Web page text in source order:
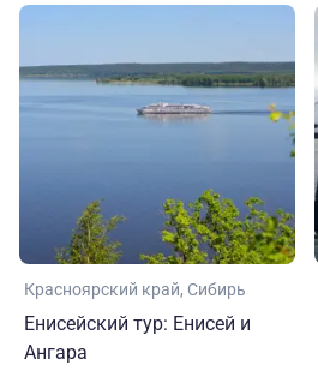
Красноярский край Сибирь
Енисейский тур: Енисей и
Ангара